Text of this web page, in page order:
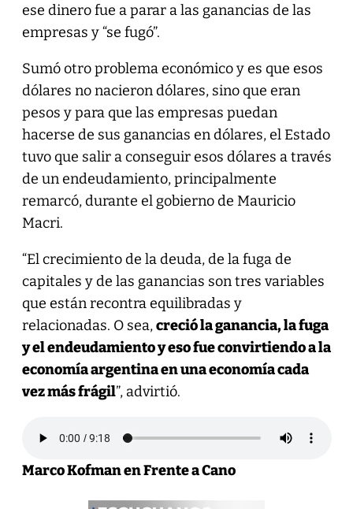
ese dinero fue a parar a las ganancias de las
empresas y “se fugó”.
Sumó otro problema económico y es que esos
dólares no nacieron dólares, sino que eran
pesos y para que las empresas puedan
hacerse de sus ganancias en dólares, el Estado
tuvo que salir a conseguir esos dólares a través
de un endeudamiento, principalmente
remarcó, durante el gobierno de Mauricio
Macri.
“El crecimiento de la deuda, de la fuga de
capitales y de las ganancias son tres variables
que están recontra equilibradas y
relacionadas. O sea,creció la ganancia, la fuga
y el endeudamiento y eso fue convirtiendo a la
economía argentina en una economía cada
vez más frágil”, advirtió.
Marco Kofman en Frente a Cano